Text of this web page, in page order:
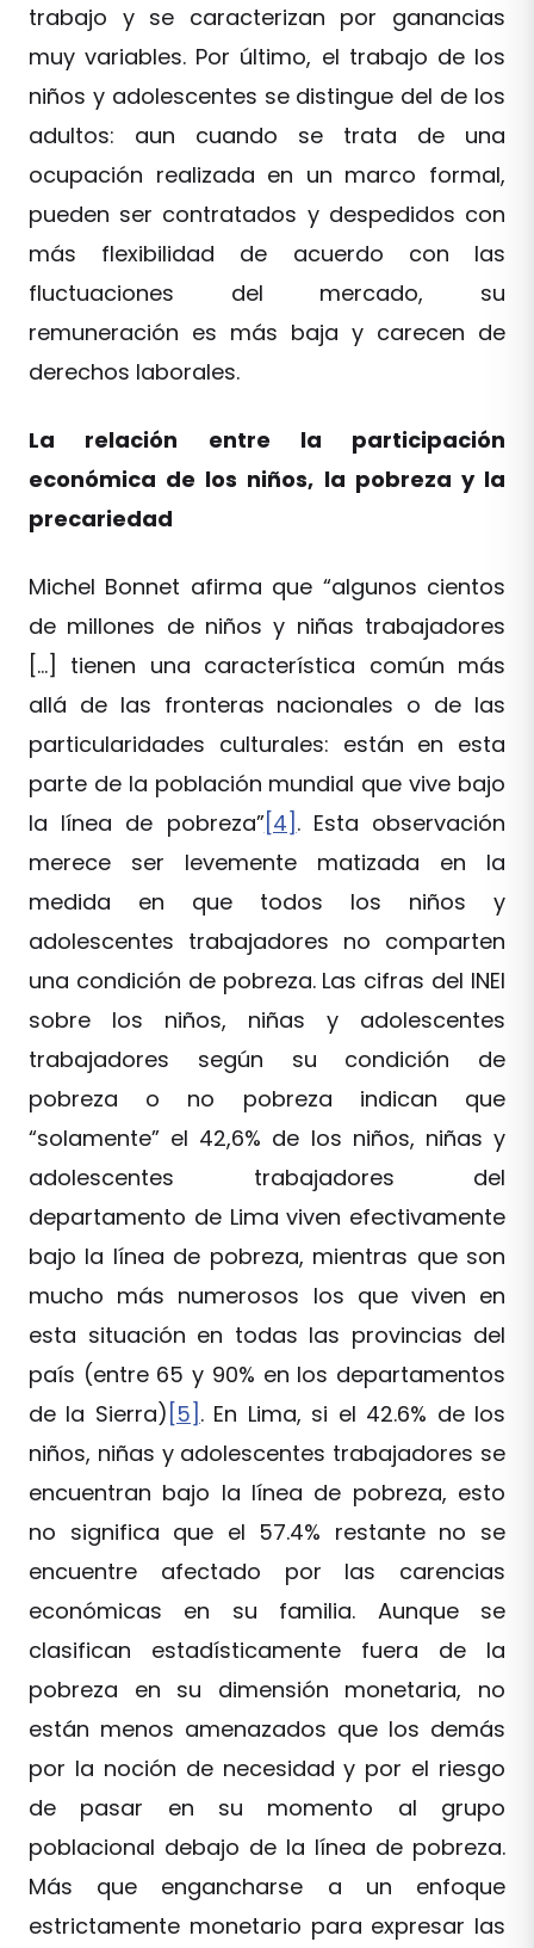
trabajo y se caracterizan por ganancias
muy variables. Por último, el trabajo de los
niños y adolescentes se distingue del de los
adultos: aun cuando se trata de una
ocupación realizada en un marco formal,
pueden ser contratados y despedidos con
más flexibilidad de acuerdo con las
fluctuaciones del mercado, su
remuneración es más baja y carecen de
derechos laborales.
La relación entre la participación
económica de los niños, la pobreza y la
precariedad
Michel Bonnet afirma que “algunos cientos
de millones de niños y niñas trabajadores
[…] tienen una característica común más
allá de las fronteras nacionales o de las
particularidades culturales: están en esta
parte de la población mundial que vive bajo
la línea de pobreza”[4] . Esta observación
merece ser levemente matizada en la
medida en que todos los niños y
adolescentes trabajadores no comparten
una condición de pobreza. Las cifras del INEI
sobre los niños, niñas y adolescentes
trabajadores según su condición de
pobreza o no pobreza indican que
“solamente” el 42,6% de los niños, niñas y
adolescentes trabajadores del
departamento de Lima viven efectivamente
bajo la línea de pobreza, mientras que son
mucho más numerosos los que viven en
esta situación en todas las provincias del
país (entre 65 y 90% en los departamentos
de la Sierra) [5] . En Lima, si el 42.6% de los
niños, niñas y adolescentes trabajadores se
encuentran bajo la línea de pobreza, esto
no significa que el 57.4% restante no se
encuentre afectado por las carencias
económicas en su familia. Aunque se
clasifican estadísticamente fuera de la
pobreza en su dimensión monetaria, no
están menos amenazados que los demás
por la noción de necesidad y por el riesgo
de pasar en su momento al grupo
poblacional debajo de la línea de pobreza.
Más que engancharse a un enfoque
estrictamente monetario para expresar las